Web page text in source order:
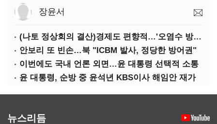
장윤서
(나토 정상회의 결산)경제도 편향적…'오염수 방류'만 용인
안보리 또 빈손…북 "ICBM 발사, 정당한 방어권"
이번에도 국내 언론 외면…윤 대통령 선택적 소통
윤 대통령, 순방 중 윤석년 KBS이사 해임안 재가
뉴스리듬